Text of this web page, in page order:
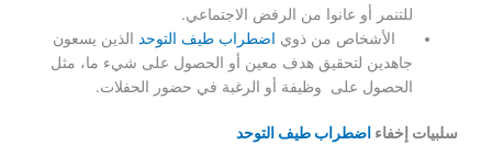
للتنمر أو عانوا من الرفض الاجتماعي.
الأشخاص من ذوي اضطراب طيف التوحد الذين يسعون
جاهدين لتحقيق هدف معين أو الحصول على شيء ما، مثل
الحصول على وظيفة أو الرغبة في حضور الحفلات.
سلبيات إخفاء اضطراب طيف التوحد